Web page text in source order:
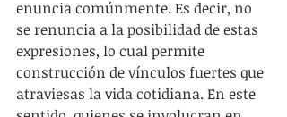
enuncia comúnmente. Es decir, no
se renuncia a la posibilidad de estas
expresiones, lo cual permite
construcción de vínculos fuertes que
atraviesas la vida cotidiana. En este